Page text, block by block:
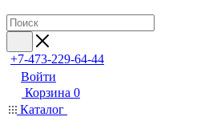
+7-473-229-64-44
Войти
Корзина 0
Каталог